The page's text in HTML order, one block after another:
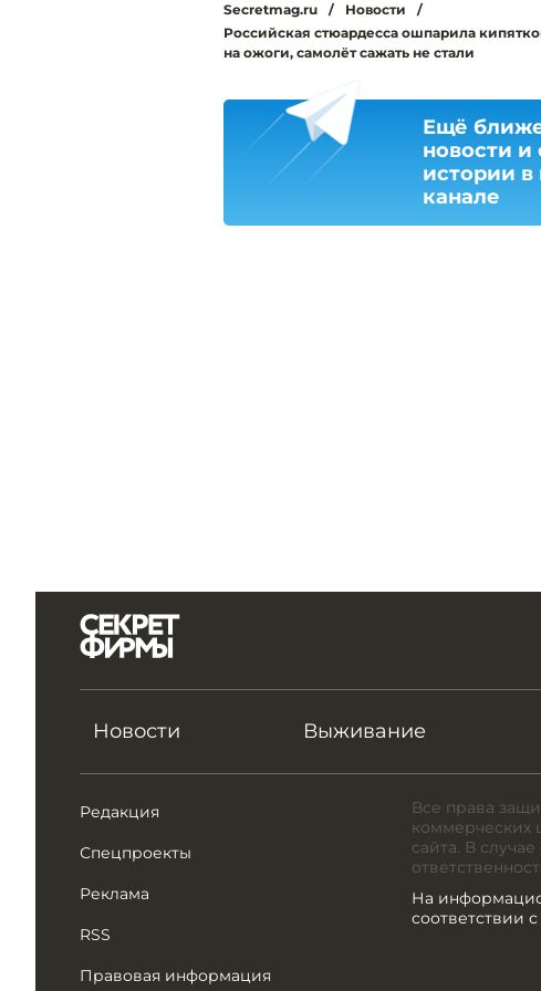
Secretmag.ru / Новости
/
Российская стюардесса ошпарила
на ожоги, самолёт сажать не стали
Ещё
новости
истории
канале
Новости Выживание
Редакция
Спецпроекты
Реклама
RSS
Правовая информация
Все права
коммерческих
сайта. В
На
соответствии